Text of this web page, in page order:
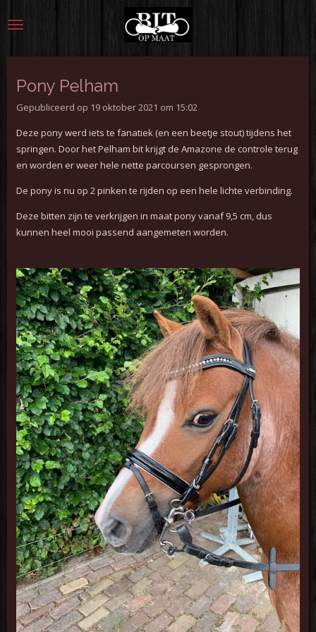
direct
hoofdinhoud
Pony Pelham
Gepubliceerd op 19 oktober 2021 om 15:02
Deze pony werd iets te fanatiek (en een beetje stout) tijdens het
springen. Door het Pelham bit krijgt de Amazone de controle terug
en worden er weer hele nette parcoursen gesprongen.
De pony is nu op 2 pinken te rijden op een hele lichte verbinding.
Deze bitten zijn te verkrijgen in maat pony vanaf 9,5 cm, dus
kunnen heel mooi passend aangemeten worden.